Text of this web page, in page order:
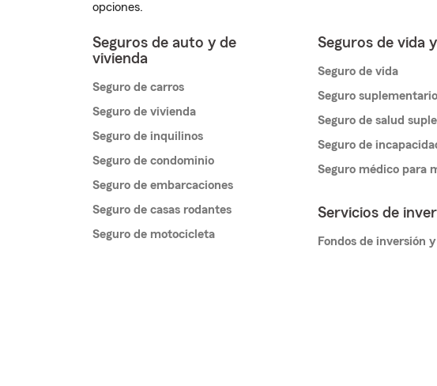
opciones.
Seguros de auto y de
vivienda
Seguro de carros
Seguro de vivienda
Seguro de inquilinos
Seguro de condominio
Seguro de embarcaciones
Seguro de casas rodantes
Seguro de motocicleta
Seguros de vida
Seguro de vida
Seguro
Seguro de salud
Seguro de
Seguro médico para
Servicios de
Fondos de inversión